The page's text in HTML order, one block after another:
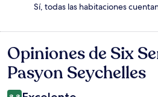
Sí, todas las habitaciones
Opiniones
Opiniones de Six
Pasyon Seychelles